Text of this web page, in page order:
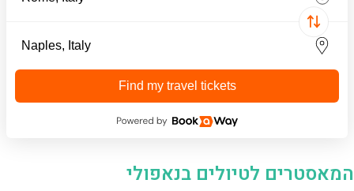
Find my travel tickets
המאסטרים לטיולים בנאפולי